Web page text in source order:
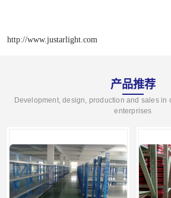
http://www.justarlight.com
产品推荐
Development, design, production and sales in
enterprises